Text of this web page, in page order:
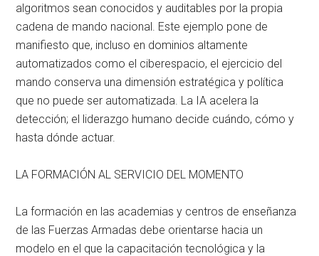
algoritmos sean conocidos y auditables por la propia
cadena de mando nacional . Este ejemplo pone de
manifiesto que, incluso en dominios altamente
automatizados como el ciberespacio, el ejercicio del
mando conserva una dimensión estratégica y política
que no puede ser automatizada . La IA acelera la
detección; el liderazgo humano decide cuándo, cómo y
hasta dónde actuar.
LA FORMACIÓN AL SERVICIO DEL MOMENTO
La formación en las academias y centros de enseñanza
de las Fuerzas Armadas debe orientarse hacia un
modelo en el que la capacitación tecnológica y la